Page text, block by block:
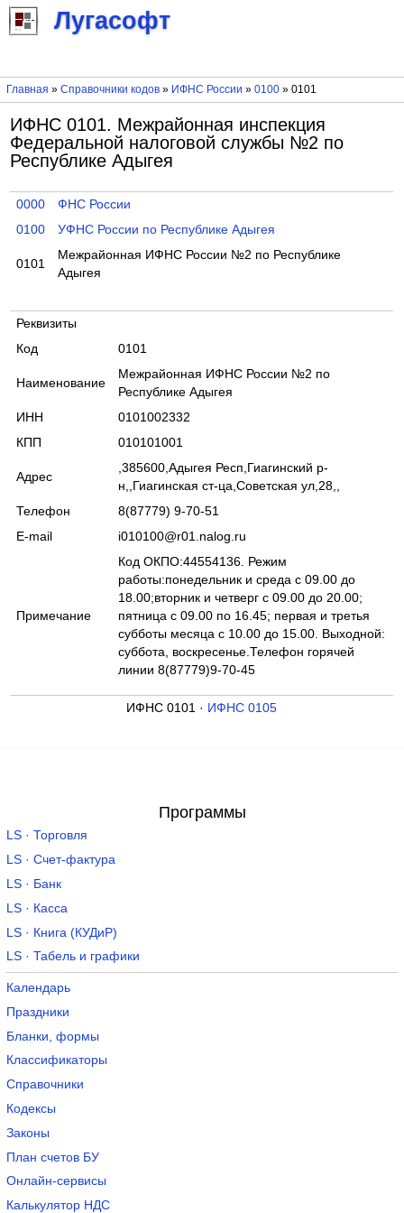
Лугасофт
Главная » Справочники кодов» ИФНС России » 0100» 0101
ИФНС 0101. Межрайонная инспекция
Федеральной налоговой службы №2 по
Республике Адыгея
0000
ФНС России
0100
УФНС России по Республике Адыгея
0101
Межрайонная ИФНС России №2 по Республике
Адыгея
Реквизиты
Код
0101
Наименование
Межрайонная ИФНС России №2 по
Республике Адыгея
ИНН
0101002332
КПП
010101001
Адрес
,385600,Адыгея Респ,Гиагинский р-
н,,Гиагинская ст-ца,Советская ул,28,,
Телефон
8(87779) 9-70-51
E-mail
i010100@r01.nalog.ru
Примечание
Код ОКПО:44554136. Режим
работы:понедельник и среда с 09.00 до
18.00;вторник и четверг с 09.00 до 20.00;
пятница с 09.00 по 16.45; первая и третья
субботы месяца с 10.00 до 15.00. Выходной:
суббота, воскресенье.Телефон горячей
линии 8(87779)9-70-45
ИФНС 0101 · ИФНС 0105
Программы
LS · Торговля
LS · Счет-фактура
LS · Банк
LS · Касса
LS · Книга (КУДиР)
LS · Табель и графики
Календарь
Праздники
Бланки, формы
Классификаторы
Справочники
Кодексы
Законы
План счетов БУ
Онлайн-сервисы
Калькулятор НДС